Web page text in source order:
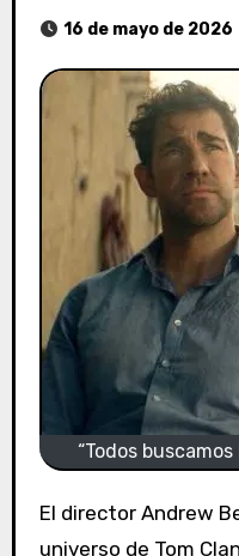
16 de mayo de 2026
“Todos
El director Andrew Bernstein expande el
universo de Tom